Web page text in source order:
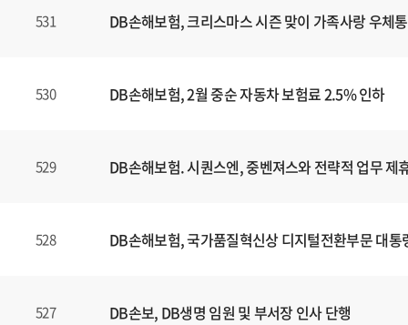
531 DB손해보험, 크리스마스 시즌 맞이 가족사랑 우체
530 DB손해보험, 2월 중순 자동차 보험료 2.5% 인하
529 DB손해보험. 시퀀스엔, 중벤져스와 전략적 업무 제
528 DB손해보험, 국가품질혁신상 디지털전환부문 대통
527 DB손보, DB생명 임원 및 부서장 인사 단행